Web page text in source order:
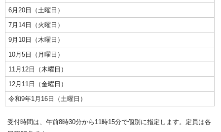
6月20日（土曜日）
7月14日（火曜日）
9月10日（木曜日）
10月5日（月曜日）
11月12日（木曜日）
12月11日（金曜日）
令和9年1月16日（土曜日）
受付時間は、午前8時30分から11時15分で個別に指定します。定員は各